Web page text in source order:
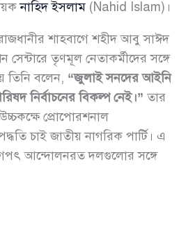
নাহিদ ইসলাম (Nahid Islam)।
শাহবাগে শহীদ আবু সাঈদ
সেন্টারে তৃণমূল নেতাকর্মীদের সঙ্গে
তিনি বলেন, “জুলাই সনদের আইনি
নির্বাচনের বিকল্প নেই।” তার
প্রোপোরশনাল
চাই জাতীয় নাগরিক পার্টি। এ
আন্দোলনরত দলগুলোর সঙ্গে